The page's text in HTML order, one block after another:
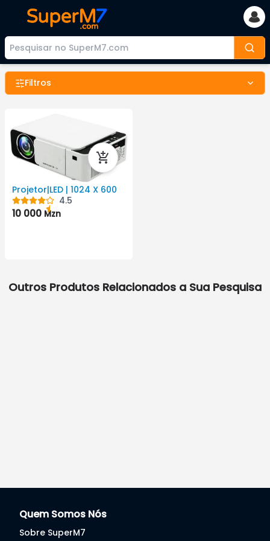
Filtros
Projetor|LED | 1024 X 600
4.5
10 000 Mzn
Outros Produtos Relacionados a Sua Pesquisa
Quem Somos Nós
Sobre SuperM7